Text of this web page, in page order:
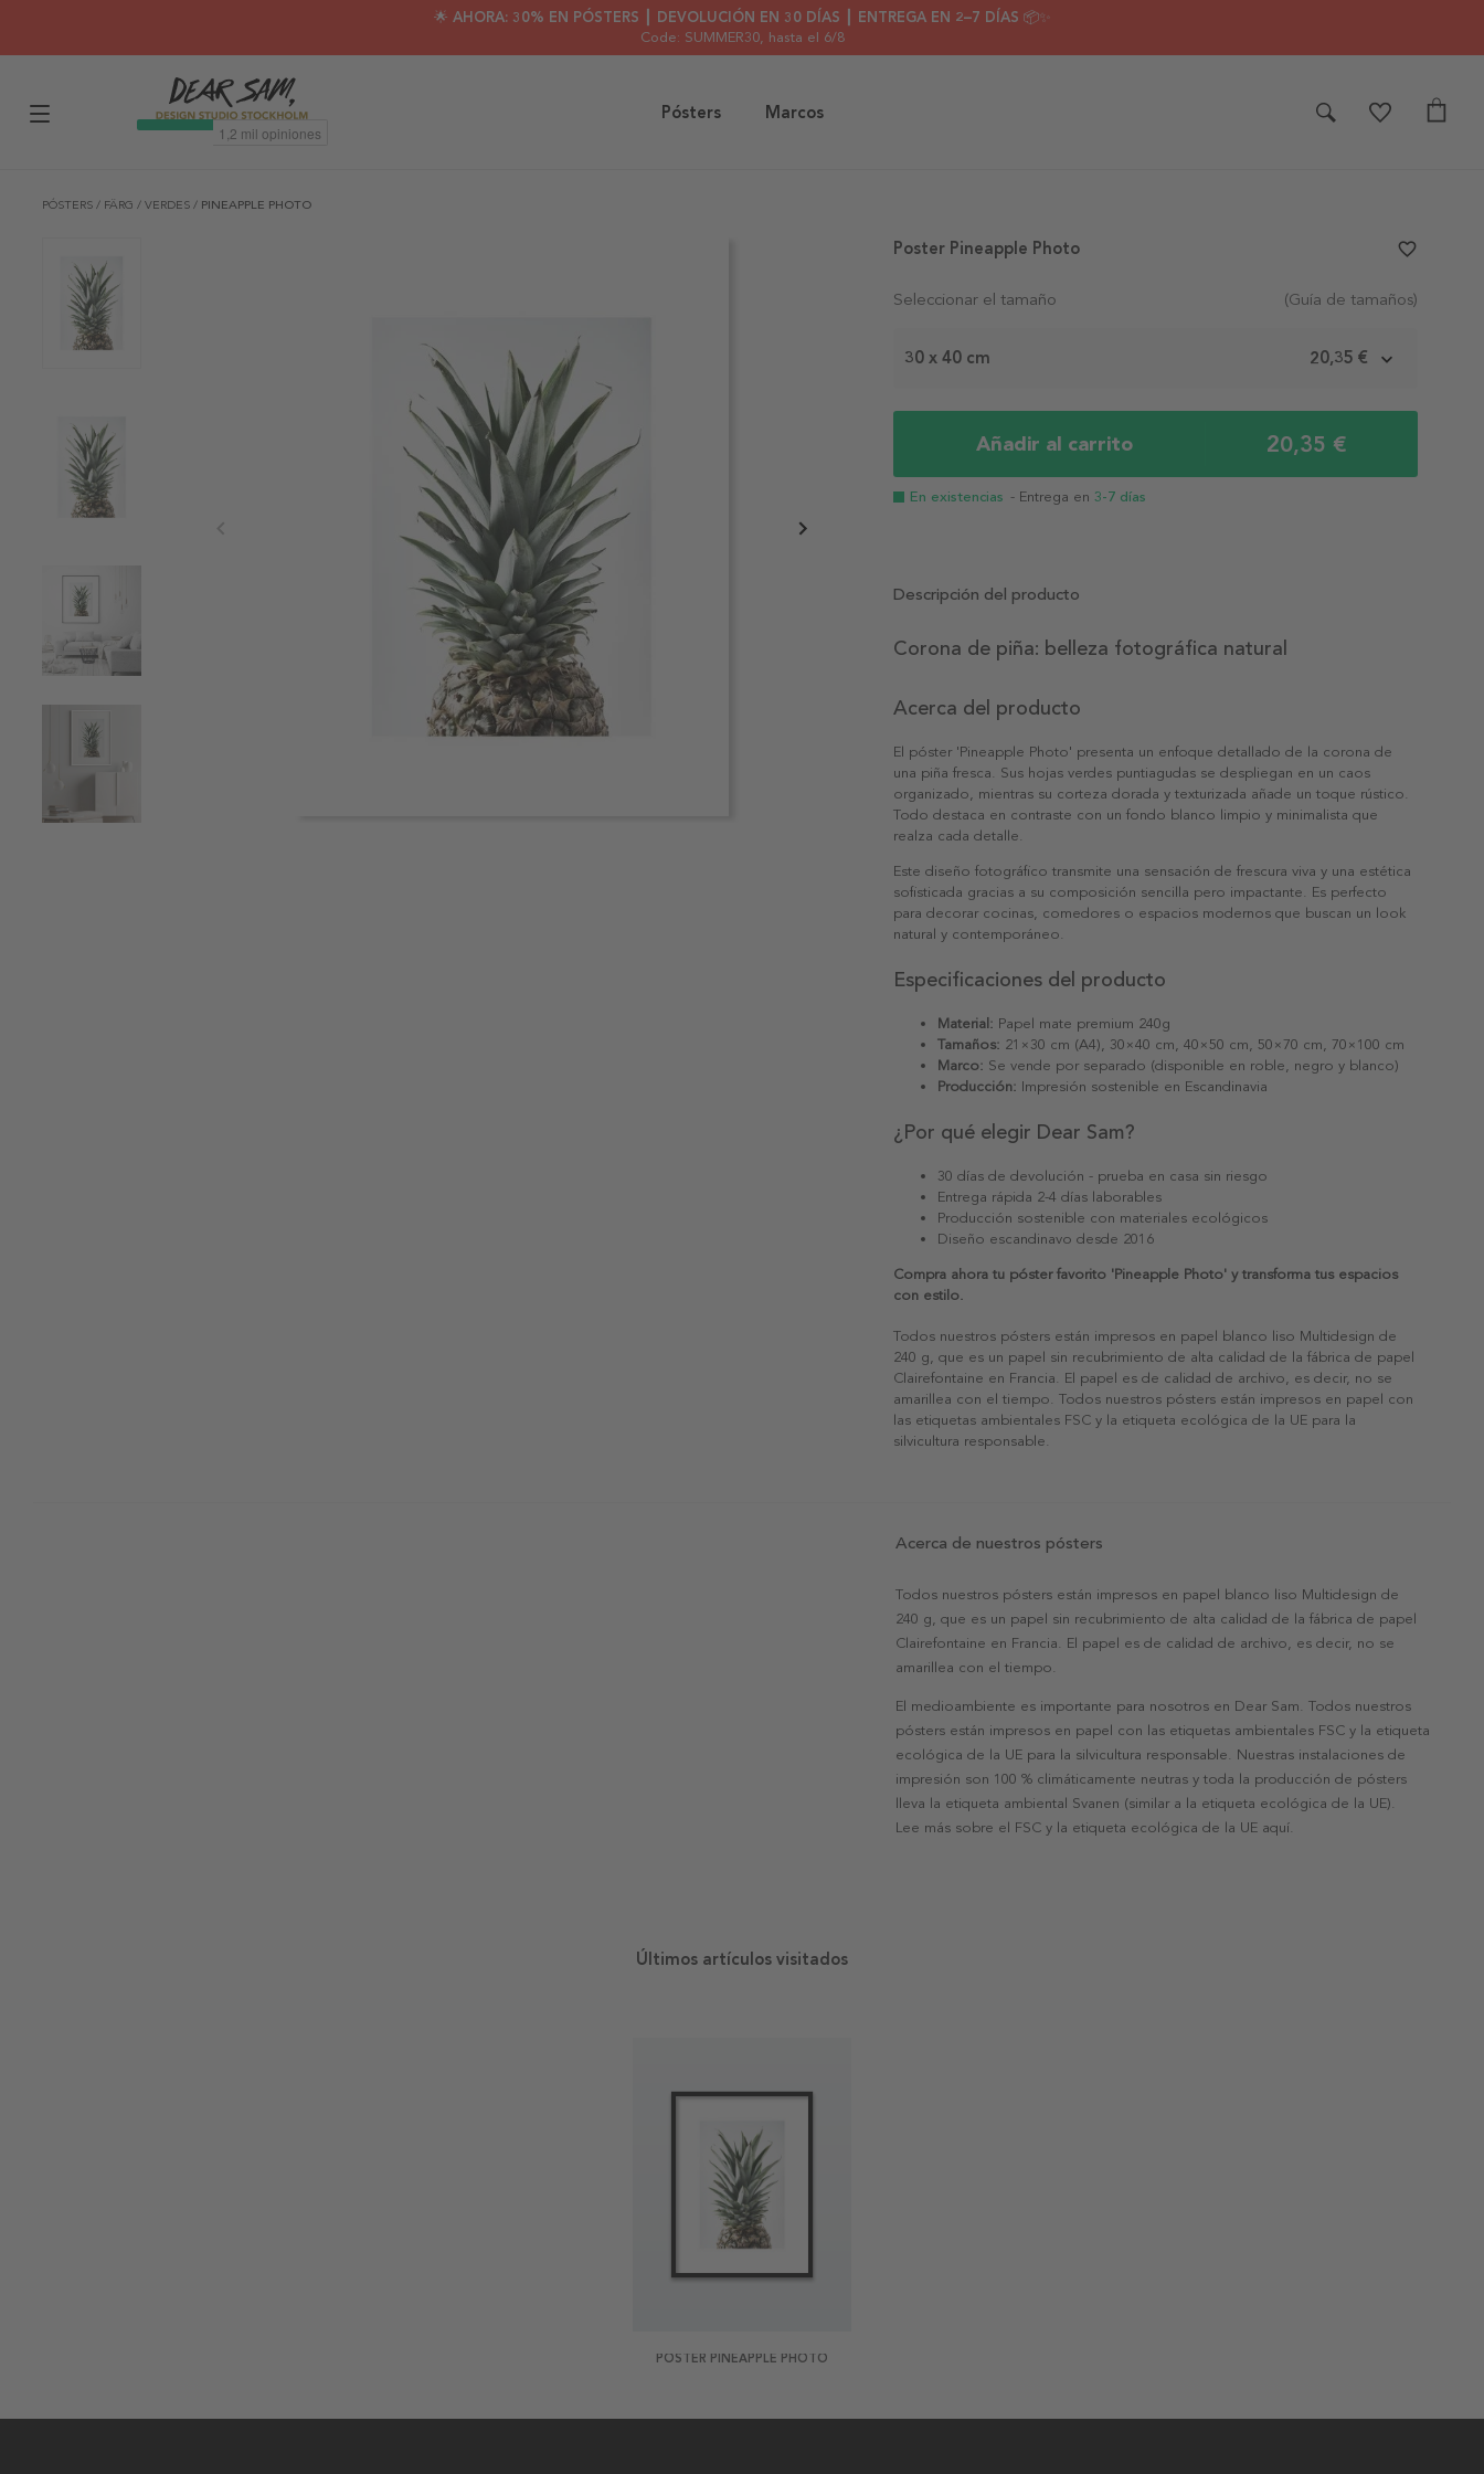
🌟 AHORA: 30% EN PÓSTERS ┃ DEVOLUCIÓN EN 30 DÍAS ┃ ENTREGA EN 2–7 DÍAS 📦✨
Code: SUMMER30, hasta el 6/8
Pósters Marcos
PÓSTERS / FÄRG / VERDES / PINEAPPLE PHOTO
Seleccionar el tamaño (Guía de tamaños)
30 x 40 cm 20,35 €
Añadir al carrito 20,35 €
En existencias - Entrega en 3-7 días
Poster Pineapple Photo favorite_border
Descripción del producto
Corona de piña: belleza fotográfica natural
Acerca del producto
El póster 'Pineapple Photo' presenta un enfoque detallado de la corona de
una piña fresca. Sus hojas verdes puntiagudas se despliegan en un caos
organizado, mientras su corteza dorada y texturizada añade un toque rústico.
Todo destaca en contraste con un fondo blanco limpio y minimalista que
realza cada detalle.
Este diseño fotográfico transmite una sensación de frescura viva y una estética
sofisticada gracias a su composición sencilla pero impactante. Es perfecto
para decorar cocinas, comedores o espacios modernos que buscan un look
natural y contemporáneo.
Especificaciones del producto
Material: Papel mate premium 240g
Tamaños: 21×30 cm (A4), 30×40 cm, 40×50 cm, 50×70 cm, 70×100 cm
Marco: Se vende por separado (disponible en roble, negro y blanco)
Producción: Impresión sostenible en Escandinavia
¿Por qué elegir Dear Sam?
30 días de devolución - prueba en casa sin riesgo
Entrega rápida 2-4 días laborables
Producción sostenible con materiales ecológicos
Diseño escandinavo desde 2016
Compra ahora tu póster favorito 'Pineapple Photo' y transforma tus espacios
con estilo.
Todos nuestros pósters están impresos en papel blanco liso Multidesign de
240 g, que es un papel sin recubrimiento de alta calidad de la fábrica de papel
Clairefontaine en Francia. El papel es de calidad de archivo, es decir, no se
amarillea con el tiempo. Todos nuestros pósters están impresos en papel con
las etiquetas ambientales FSC y la etiqueta ecológica de la UE para la
silvicultura responsable.
Acerca de nuestros pósters
Todos nuestros pósters están impresos en papel blanco liso Multidesign de
240 g, que es un papel sin recubrimiento de alta calidad de la fábrica de papel
Clairefontaine en Francia. El papel es de calidad de archivo, es decir, no se
amarillea con el tiempo.
El medioambiente es importante para nosotros en Dear Sam. Todos nuestros
pósters están impresos en papel con las etiquetas ambientales FSC y la etiqueta
ecológica de la UE para la silvicultura responsable. Nuestras instalaciones de
impresión son 100 % climáticamente neutras y toda la producción de pósters
lleva la etiqueta ambiental Svanen (similar a la etiqueta ecológica de la UE).
Lee más sobre el FSC y la etiqueta ecológica de la UE aquí.
Últimos artículos visitados
POSTER PINEAPPLE PHOTO